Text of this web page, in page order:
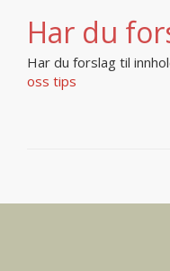
Har du
Har du forslag til
oss tips